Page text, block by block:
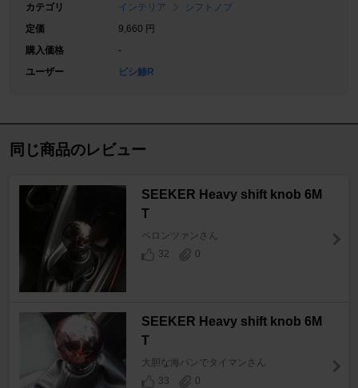
カテゴリ
インテリア
シフトノブ
定価
9,660 円
購入価格
-
ユーザー
ビシ鯵R
同じ商品のレビュー
SEEKER Heavy shift knob 6M
T
ペロンツァンさん
32
0
SEEKER Heavy shift knob 6M
T
大胆な海パンでタイマンさん
33
0